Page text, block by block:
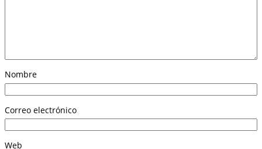
Nombre
Correo electrónico
Web